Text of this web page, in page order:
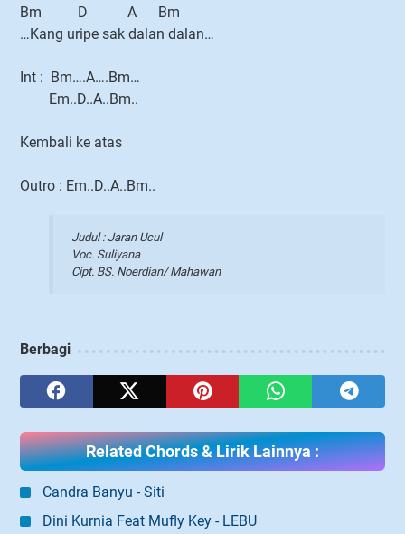
Bm D A Bm
…Kang uripe sak dalan dalan…
Int : Bm….A….Bm…
Em..D..A..Bm..
Kembali ke atas
Outro : Em..D..A..Bm..
Judul : Jaran Ucul
Voc. Suliyana
Cipt. BS. Noerdian/ Mahawan
Berbagi
Related Chords & Lirik Lainnya :
Candra Banyu - Siti
Dini Kurnia Feat Mufly Key - LEBU